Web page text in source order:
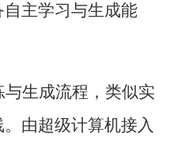
主学习与生成能
生成流程，类似实
由超级计算机接入